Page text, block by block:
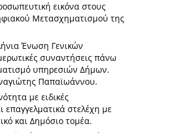
εικόνα στους
Μετασχηματισμού της
Ένωση Γενικών
συναντήσεις πάνω
υπηρεσιών Δήμων.
Παπαϊωάννου.
με ειδικές
στελέχη με
και Δημόσιο τομέα.